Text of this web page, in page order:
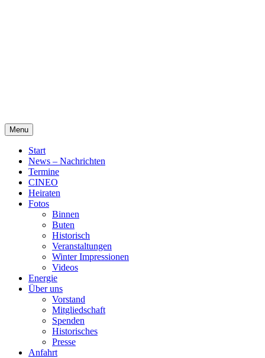
Menu
Start
News – Nachrichten
Termine
CINEO
Heiraten
Fotos
Binnen
Buten
Historisch
Veranstaltungen
Winter Impressionen
Videos
Energie
Über uns
Vorstand
Mitgliedschaft
Spenden
Historisches
Presse
Anfahrt